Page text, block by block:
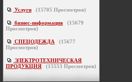
Услуги (15705 Просмотров)
бизнес-информация (15679
Просмотров)
СПЕЦОДЕЖДА (15677
Просмотров)
ЭЛЕКТРОТЕХНИЧЕСКАЯ
ПРОДУКЦИЯ
(15553 Просмотров)